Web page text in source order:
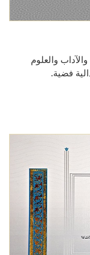
والعلوم
فضية.